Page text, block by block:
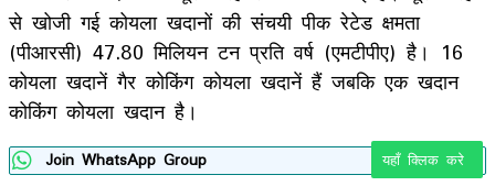
से खोजी गई कोयला खदानों की संचयी पीक रेटेड क्षमता
(पीआरसी) 47.80 मिलियन टन प्रति वर्ष (एमटीपीए) है। 16
कोयला खदानें गैर कोकिंग कोयला खदानें हैं जबकि एक खदान
कोकिंग कोयला खदान है।
Join WhatsApp Group यहाँ क्लिक करे